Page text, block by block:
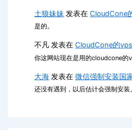
土狼妹妹 发表在CloudCone
是的。
不凡 发表在CloudCone的
你这网站现在是用的cloudcone的
大海 发表在微信强制安装国
还没有遇到，以后估计会强制安装